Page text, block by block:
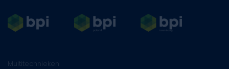
Multitechnieken